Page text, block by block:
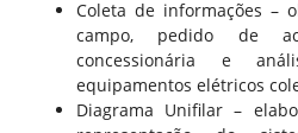
Coleta de informações –
campo, pedido de
concessionária e
equipamentos elétricos
Diagrama Unifilar –